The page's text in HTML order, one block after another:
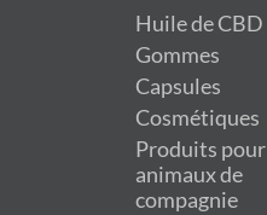
Huile de CBD
Gommes
Capsules
Cosmétiques
Produits pour
animaux de
compagnie